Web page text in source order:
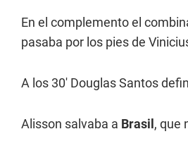
En el complemento el
pasaba por los pies de
A los 30' Douglas Santos
Alisson salvaba a Brasil , que